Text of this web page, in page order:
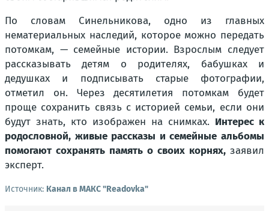
По словам Синельникова, одно из главных
нематериальных наследий, которое можно передать
потомкам, — семейные истории. Взрослым следует
рассказывать детям о родителях, бабушках и
дедушках и подписывать старые фотографии,
отметил он. Через десятилетия потомкам будет
проще сохранить связь с историей семьи, если они
будут знать, кто изображен на снимках. Интерес к
родословной, живые рассказы и семейные альбомы
помогают сохранять память о своих корнях, заявил
эксперт.
Источник: Канал в МАКС "Readovka"